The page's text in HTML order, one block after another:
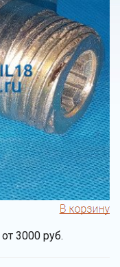
3000 руб.